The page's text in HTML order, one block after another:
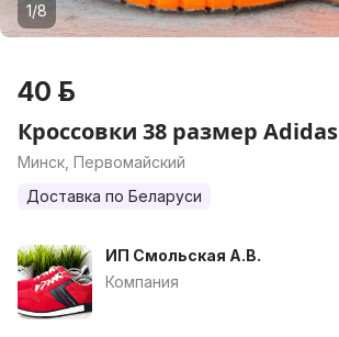
1/8
40 р.
Кроссовки 38 размер Adidas
Минск, Первомайский
Доставка по Беларуси
ИП Смольская А.В.
Компания